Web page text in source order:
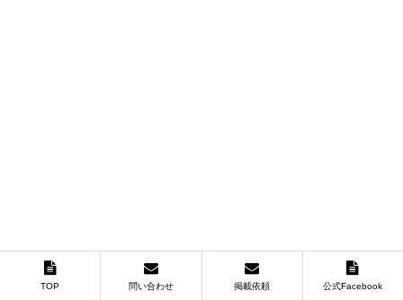
TOP 問い合わせ 掲載依頼 公式Facebook